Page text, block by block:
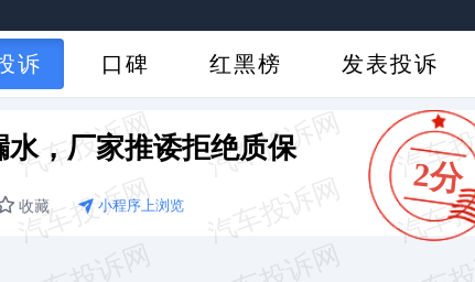
诉 口碑 红黑榜 发表投诉
2分
，厂家推诿拒绝质保
收藏 小程序上浏览